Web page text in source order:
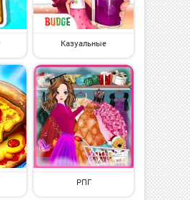
Казуальные
РПГ